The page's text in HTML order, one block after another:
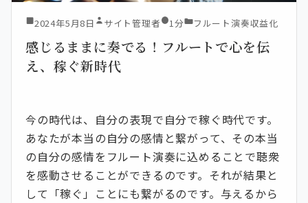
2024年5月8日 サイト管理者 1分 フルート演奏収益化
感じるままに奏でる！フルートで心を伝
え、稼ぐ新時代
今の時代は、自分の表現で自分で稼ぐ時代です。
あなたが本当の自分の感情と繋がって、その本当
の自分の感情をフルート演奏に込めることで聴衆
を感動させることができるのです。それが結果と
して「稼ぐ」ことにも繋がるのです。与えるから